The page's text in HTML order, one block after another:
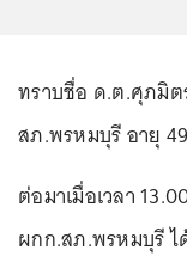
ทราบชื่อ ด.ต.ศุภมิต
สภ.พรหมบุรี อายุ
ต่อมาเมื่อเวลา
ผกก.สภ.พรหมบุรี ไ